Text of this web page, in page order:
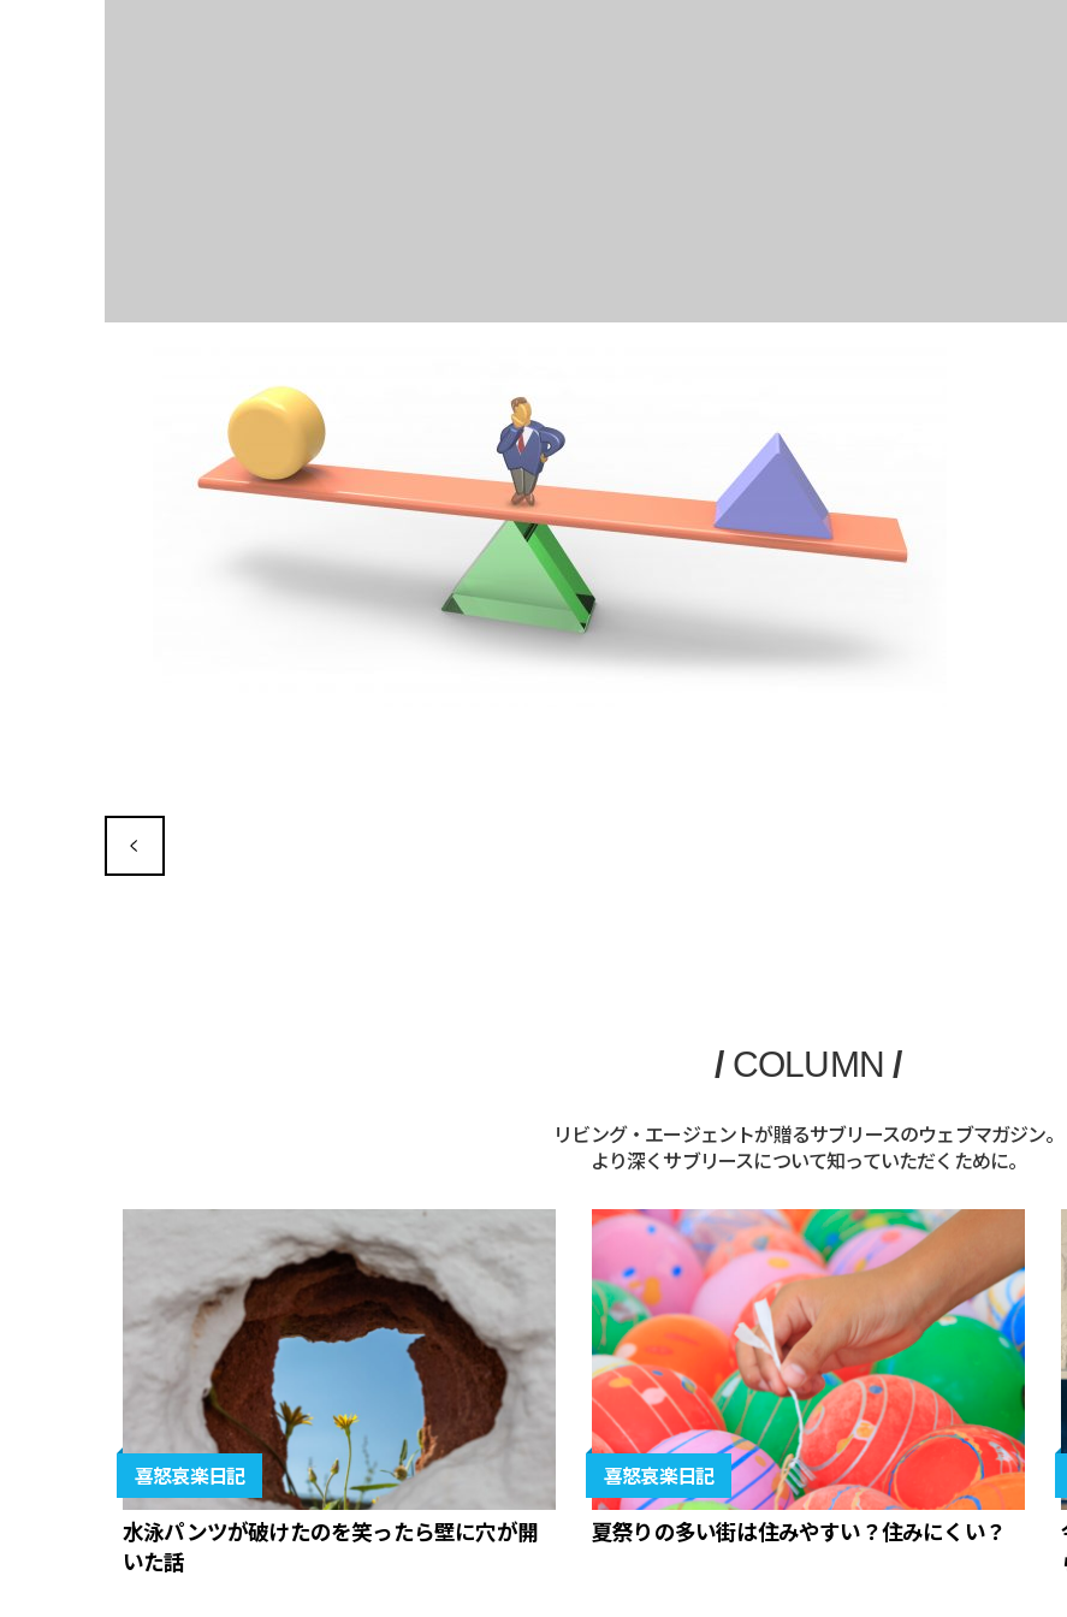
/ COLUMN /
リビング・エージェントが贈るサブリースのウェブマガジン。
より深くサブリースについて知っていただくために。
喜怒哀楽日記
水泳パンツが破けたのを笑ったら壁に穴が開
いた話
喜怒哀楽日記
夏祭りの多い街は住みやすい？住みにくい？